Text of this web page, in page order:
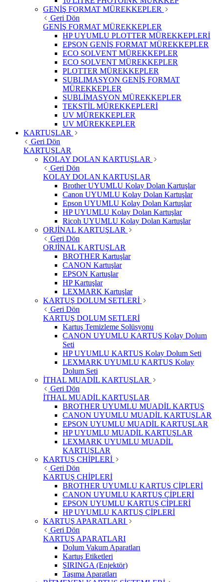
GENİŞ FORMAT MÜREKKEPLER
Geri Dön
GENİŞ FORMAT MÜREKKEPLER
HP UYUMLU PLOTTER MÜREKKEPLERİ
EPSON GENİŞ FORMAT MÜREKKEPLER
ECO SOLVENT MÜREKKEPLER
ECO SOLVENT MÜREKKEPLER
PLOTTER MÜREKKEPLER
SUBLIMASYON GENİŞ FORMAT
MÜREKKEPLER
SUBLİMASYON MÜREKKEPLER
TEKSTİL MÜREKKEPLERİ
UV MÜREKKEPLER
UV MÜREKKEPLER
KARTUŞLAR
Geri Dön
KARTUŞLAR
KOLAY DOLAN KARTUŞLAR
Geri Dön
KOLAY DOLAN KARTUŞLAR
Brother UYUMLU Kolay Dolan Kartuşlar
Canon UYUMLU Kolay Dolan Kartuşlar
Epson UYUMLU Kolay Dolan Kartuşlar
HP UYUMLU Kolay Dolan Kartuşlar
Ricoh UYUMLU Kolay Dolan Kartuşlar
ORJİNAL KARTUŞLAR
Geri Dön
ORJİNAL KARTUŞLAR
BROTHER Kartuşlar
CANON Kartuşlar
EPSON Kartuşlar
HP Kartuşlar
LEXMARK Kartuşlar
KARTUŞ DOLUM SETLERİ
Geri Dön
KARTUŞ DOLUM SETLERİ
Kartuş Temizleme Solüsyonu
CANON UYUMLU KARTUŞ Kolay Dolum
Seti
HP UYUMLU KARTUŞ Kolay Dolum Seti
LEXMARK UYUMLU KARTUŞ Kolay
Dolum Seti
İTHAL MUADİL KARTUŞLAR
Geri Dön
İTHAL MUADİL KARTUŞLAR
BROTHER UYUMLU MUADİL KARTUŞ
CANON UYUMLU MUADİL KARTUŞLAR
EPSON UYUMLU MUADİL KARTUŞLAR
HP UYUMLU MUADİL KARTUŞLAR
LEXMARK UYUMLU MUADİL
KARTUŞLAR
KARTUŞ CHİPLERİ
Geri Dön
KARTUŞ CHİPLERİ
BROTHER UYUMLU KARTUŞ ÇİPLERİ
CANON UYUMLU KARTUŞ ÇİPLERİ
EPSON UYUMLU KARTUŞ ÇİPLERİ
HP UYUMLU KARTUŞ ÇİPLERİ
KARTUŞ APARATLARI
Geri Dön
KARTUŞ APARATLARI
Dolum Vakum Aparatları
Kartuş Etiketleri
ŞIRINGA (Enjektör)
Taşıma Aparatları